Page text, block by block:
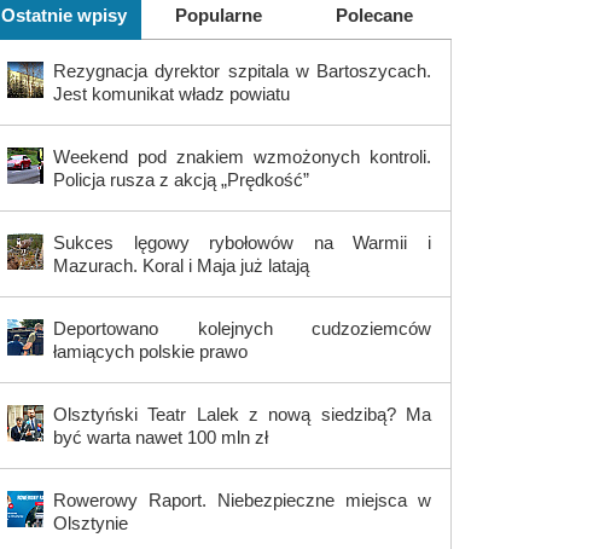
Ostatnie wpisy Popularne Polecane
Rezygnacja dyrektor szpitala w Bartoszycach.
Jest komunikat władz powiatu
Weekend pod znakiem wzmożonych kontroli.
Policja rusza z akcją „Prędkość”
Sukces lęgowy rybołowów na Warmii i
Mazurach. Koral i Maja już latają
Deportowano kolejnych cudzoziemców
łamiących polskie prawo
Olsztyński Teatr Lalek z nową siedzibą? Ma
być warta nawet 100 mln zł
Rowerowy Raport. Niebezpieczne miejsca w
Olsztynie